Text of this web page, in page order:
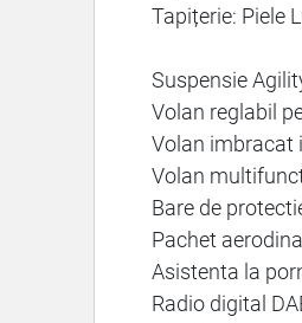
Tapițerie: Piele
Suspensie
Volan reglabil
Volan imbracat
Volan
Bare de
Pachet
Asistenta la
Radio digital